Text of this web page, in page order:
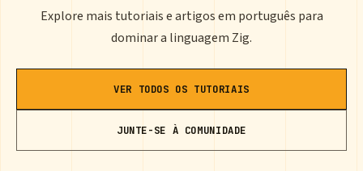
Explore mais tutoriais e artigos em português para
dominar a linguagem Zig.
VER TODOS OS TUTORIAIS
JUNTE-SE À COMUNIDADE